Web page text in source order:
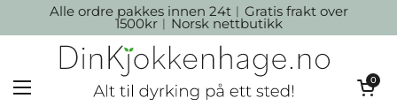
Hopp over til innhold
Alle ordre pakkes innen 24t︱Gratis frakt over
1500kr︱Norsk nettbutikk
Åpne menyen
Åpen
0